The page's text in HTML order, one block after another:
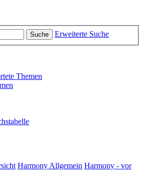
Suche Erweiterte Suche
Themen
Harmony Allgemein Harmony - vor